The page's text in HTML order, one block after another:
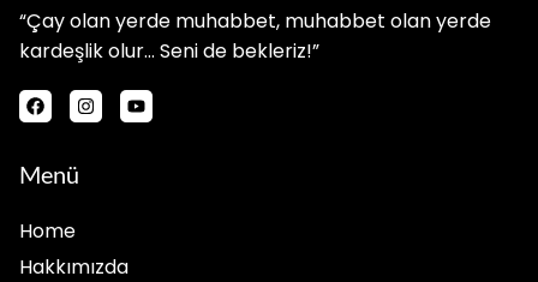
“Çay olan yerde muhabbet, muhabbet olan yerde
kardeşlik olur… Seni de bekleriz!”
Menü
Home
Hakkımızda